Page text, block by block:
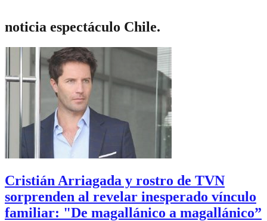
noticia espectáculo Chile.
Cristián Arriagada y rostro de TVN
sorprenden al revelar inesperado vínculo
familiar: "De magallánico a magallánico”